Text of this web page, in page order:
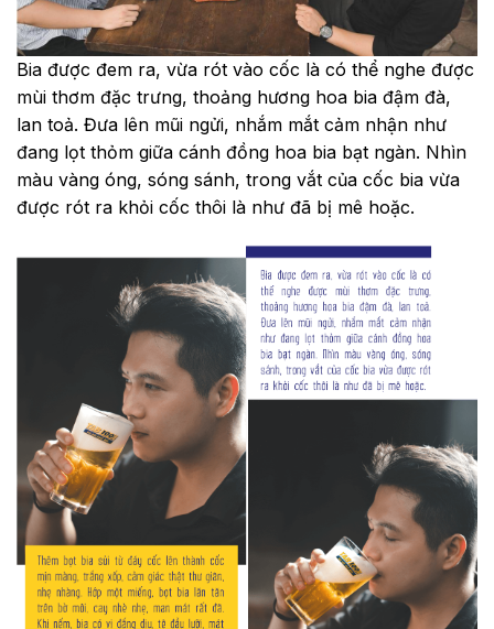
Bia được đem ra, vừa rót vào cốc là có thể nghe được
mùi thơm đặc trưng, thoảng hương hoa bia đậm đà,
lan toả. Đưa lên mũi ngửi, nhắm mắt cảm nhận như
đang lọt thỏm giữa cánh đồng hoa bia bạt ngàn. Nhìn
màu vàng óng, sóng sánh, trong vắt của cốc bia vừa
được rót ra khỏi cốc thôi là như đã bị mê hoặc.